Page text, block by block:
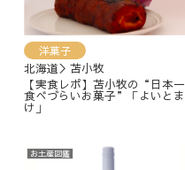
洋菓子
北海道＞苫小牧
【実食レポ】苫小牧の“日本一
食べづらいお菓子”「よいとま
け」
お土産図鑑